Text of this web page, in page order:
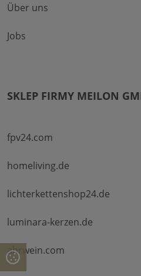
Über uns
Jobs
SKLEP FIRMY MEILON
fpv24.com
homeliving.de
lichterkettenshop24.de
luminara-kerzen.de
ahrwein.com